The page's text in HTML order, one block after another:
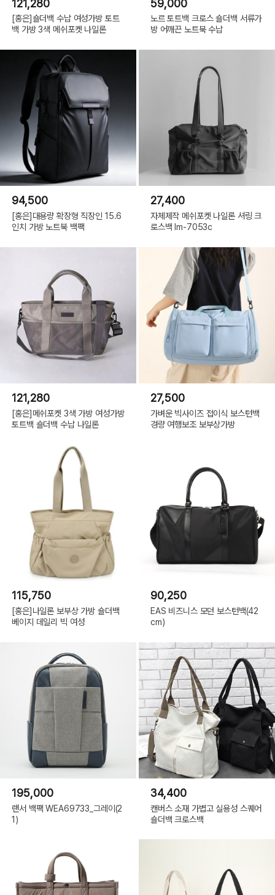
121,280
[홍은]숄더백 수납 여성가방 토트
백 가방 3색 메쉬포켓 나일론
59,000
노르 토트백 크로스 숄더백 서류가
방 어깨끈 노트북 수납
94,500
[홍은]대용량 확장형 직장인 15.6
인치 가방 노트북 백팩
27,400
자체제작 메쉬포켓 나일론 셔링 크
로스백 lm-7053c
121,280
[홍은]메쉬포켓 3색 가방 여성가방
토트백 숄더백 수납 나일론
27,500
가벼운 빅사이즈 접이식 보스턴백
경량 여행보조 보부상가방
115,750
[홍은]나일론 보부상 가방 숄더백
베이지 데일리 빅 여성
90,250
EAS 비즈니스 모던 보스턴백(42
cm)
195,000
랜서 백팩 WEA69733_그레이(2
1)
34,400
캔버스 소재 가볍고 실용성 스퀘어
숄더백 크로스백